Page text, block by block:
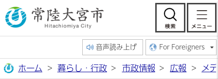
常陸大宮市公
検
音声読み上げ For Foreigners
ホーム 暮らし・行政 市政情報 広報 メ